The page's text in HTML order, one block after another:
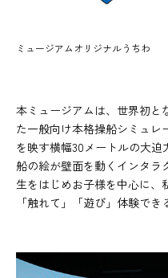
ミュージアムオリジナルうちわ
本ミュージアムは、世界初と
た一般向け本格操船シミュレ
を映す横幅30メートルの大
船の絵が壁面を動くインタラ
生をはじめお子様を中心に、
「触れて」「遊び」体験でき